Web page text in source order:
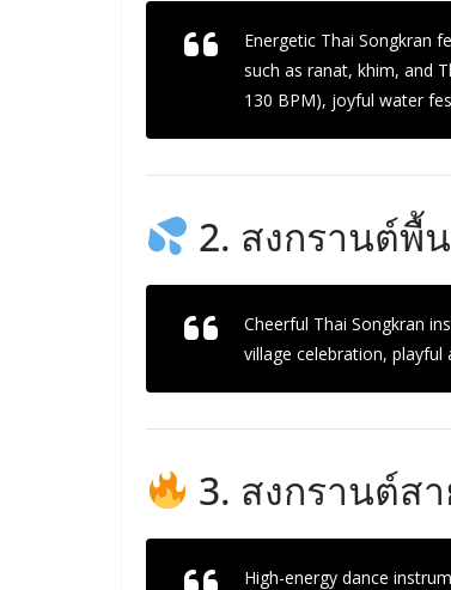
Energetic Thai Songkran
such as ranat, khim, and
130 BPM), joyful water
2. สงกรานต์พื้
Cheerful Thai Songkran
village celebration,
3. สงกรานต์ส
High-energy dance